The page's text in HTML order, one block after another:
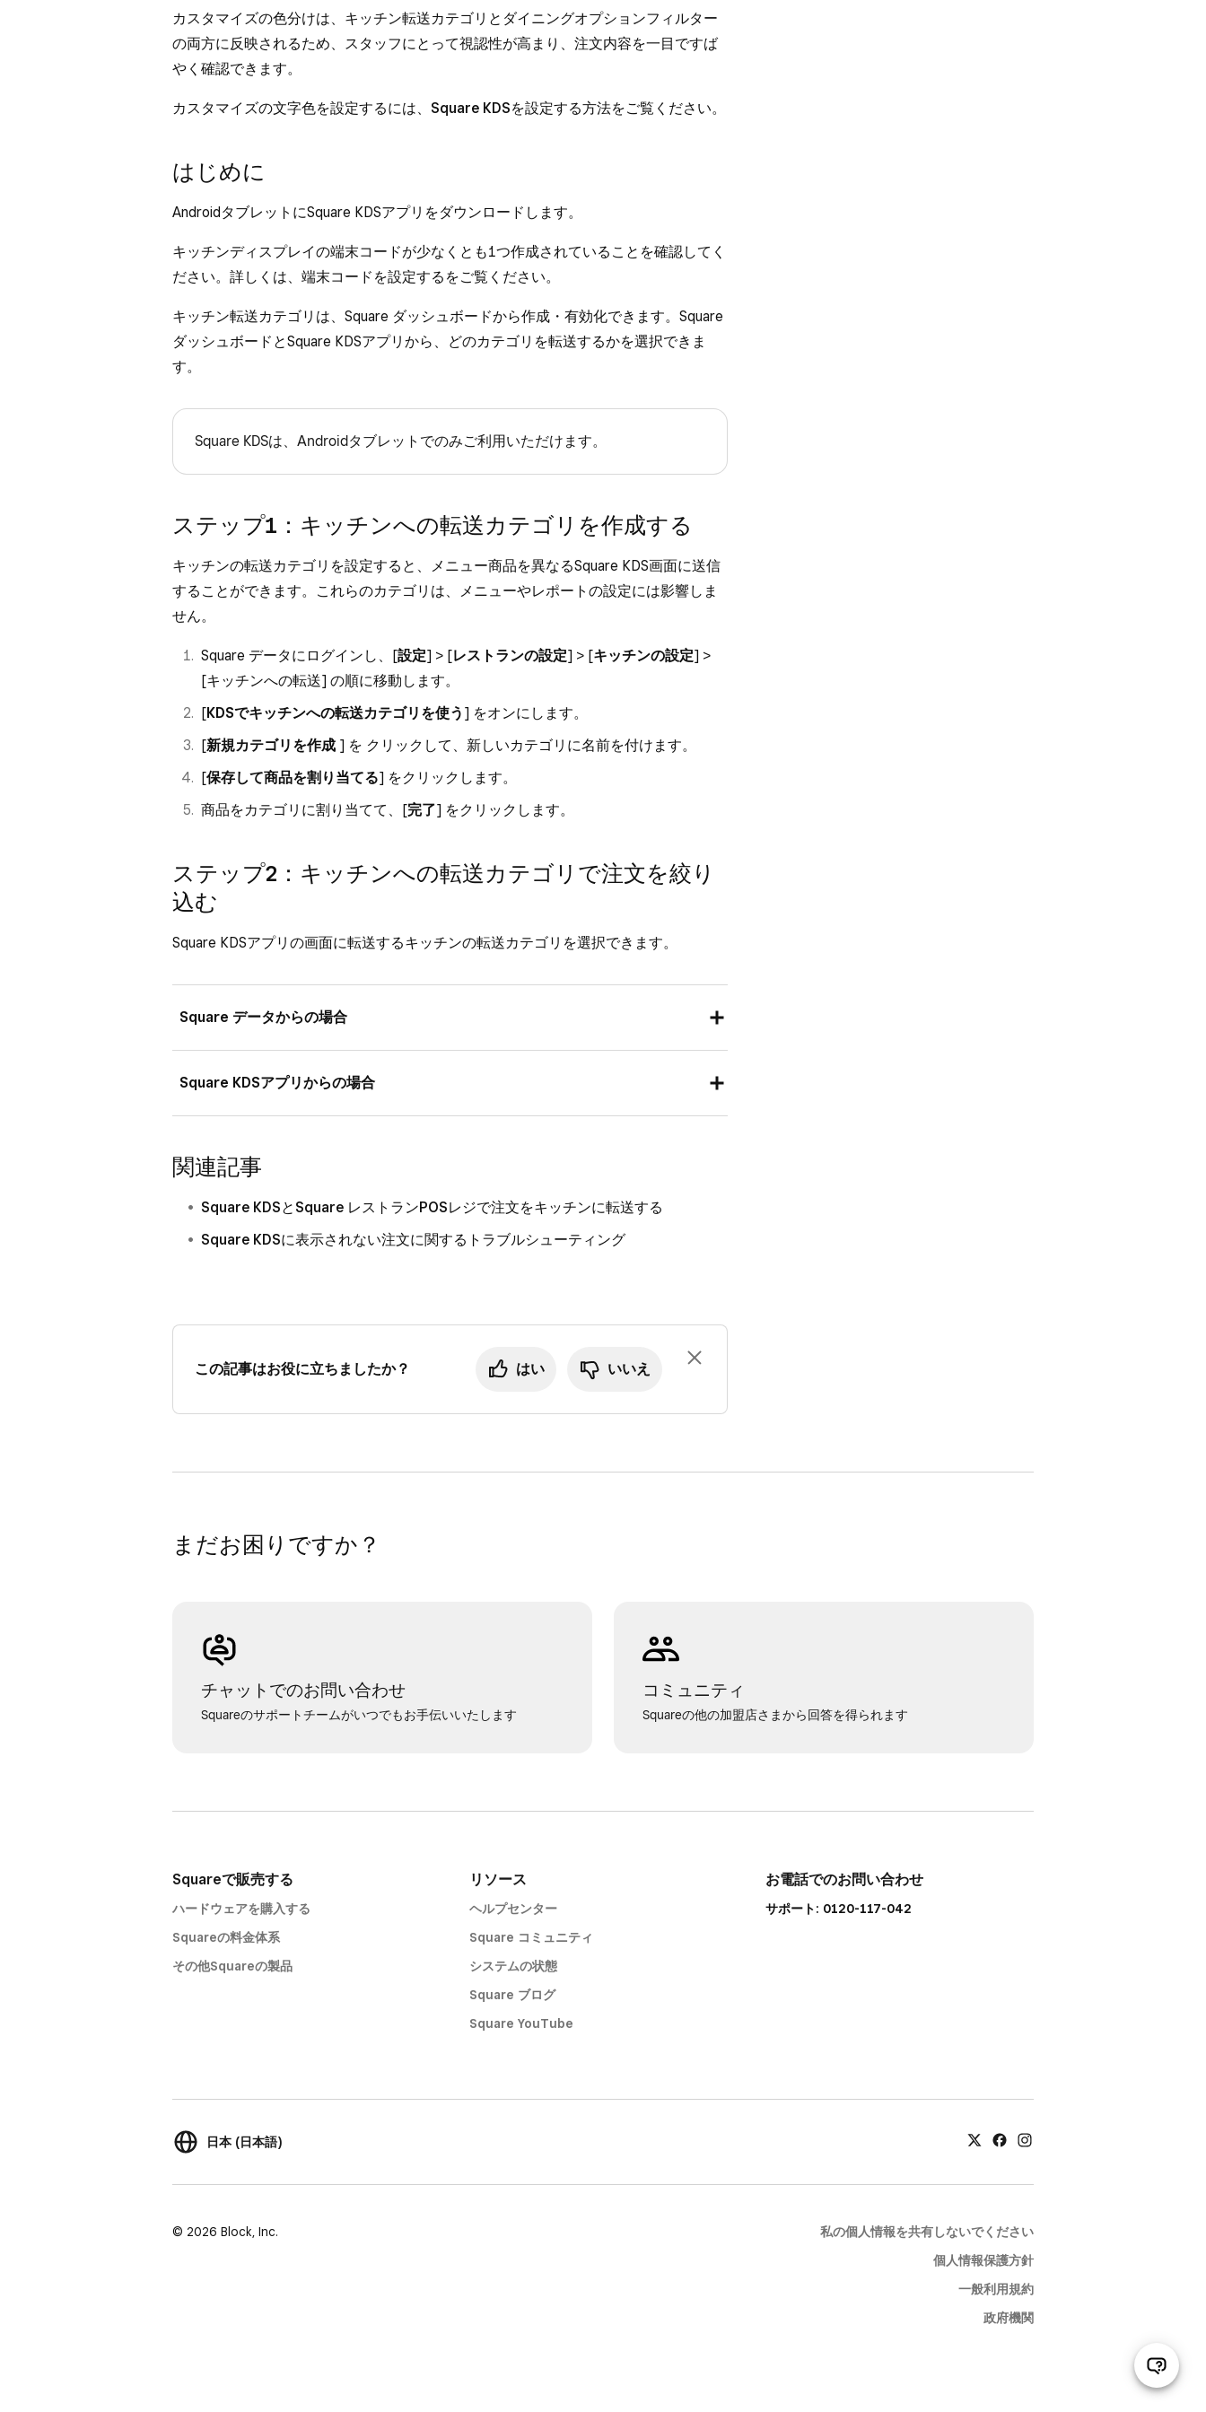
カスタマイズの色分けは、キッチン転送カテゴリとダイニングオプションフィルター
の両方に反映されるため、スタッフにとって視認性が高まり、注文内容を一目ですば
やく確認できます。
カスタマイズの文字色を設定するには、 Square KDSを設定する方法をご覧ください。
はじめに
AndroidタブレットにSquare KDSアプリをダウンロードします。
キッチンディスプレイの端末コードが少なくとも1つ作成されていることを確認してく
ださい。詳しくは、 端末コードを設定する をご覧ください。
キッチン転送カテゴリは、Square ダッシュボードから作成・有効化できます。Square
ダッシュボードとSquare KDSアプリから、どのカテゴリを転送するかを選択できま
す。
Square KDSは、Androidタブレットでのみご利用いただけます。
ステップ1：キッチンへの転送カテゴリを作成する
キッチンの転送カテゴリを設定すると、メニュー商品を異なるSquare KDS画面に送信
することができます。これらのカテゴリは、メニューやレポートの設定には影響しま
せん。
Square データにログインし、[設定] > [レストランの設定] > [キッチンの設定] >
[キッチンへの転送] の順に移動します。
[KDSでキッチンへの転送カテゴリを使う ] をオンにします。
[新規カテゴリを作成 ] を クリックして、新しいカテゴリに名前を付けます。
[保存して商品を割り当てる] をクリックします。
商品をカテゴリに割り当てて、[完了] をクリックします。
ステップ2：キッチンへの転送カテゴリで注文を絞り
込む
Square KDSアプリの画面に転送するキッチンの転送カテゴリを選択できます。
Square データからの場合
Square データにログインし、[
[商品とカテゴリ
Square KDSアプリからの場合
Square KDS画面に転送するカテゴリをオンにします。
関連記事
Square KDSとSquare レストランPOSレジで注文をキッチンに転送する
Square KDSに表示されない注文に関するトラブルシューティング
この記事はお役に立ちましたか？ はい いいえ
まだお困りですか？
チャットでのお問い合わせ
Squareのサポートチームがいつでもお手伝いいたします
コミュニティ
Squareの他の加盟店さまから回答を得られます
Squareで販売する
ハードウェアを購入する
Squareの料金体系
その他Squareの製品
リソース
ヘルプセンター
Square コミュニティ
システムの状態
Square ブログ
Square YouTube
お電話でのお問い合わせ
サポート: 0120-117-042
日本 (日本語)
© 2026 Block, Inc.
私の個人情報を共有しないでください
個人情報保護方針
一般利用規約
政府機関